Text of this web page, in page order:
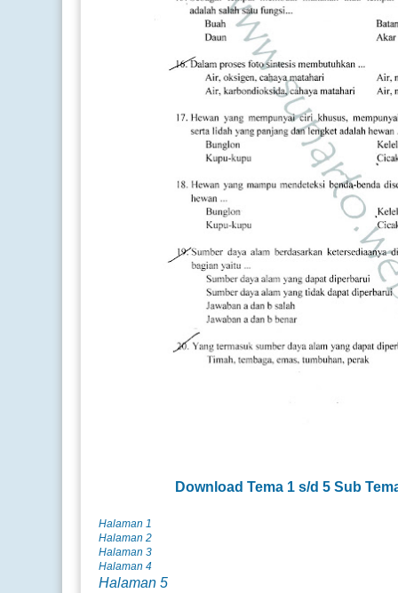
DownloadTema 1 s/d 5 Sub
Halaman 1
Halaman 2
Halaman 3
Halaman 4
Halaman 5